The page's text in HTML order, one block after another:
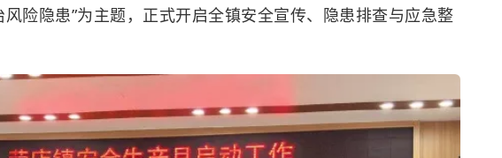
险隐患”为主题，正式开启全镇安全宣传、隐患排查与应急整